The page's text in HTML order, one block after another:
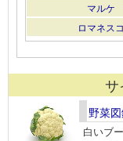
マルケ
ロマネスコ
サ
野菜
白いブ